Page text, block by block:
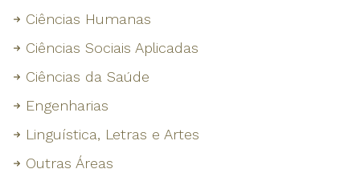
Ciências Humanas
Ciências Sociais Aplicadas
Ciências da Saúde
Engenharias
Linguística, Letras e Artes
Outras Áreas